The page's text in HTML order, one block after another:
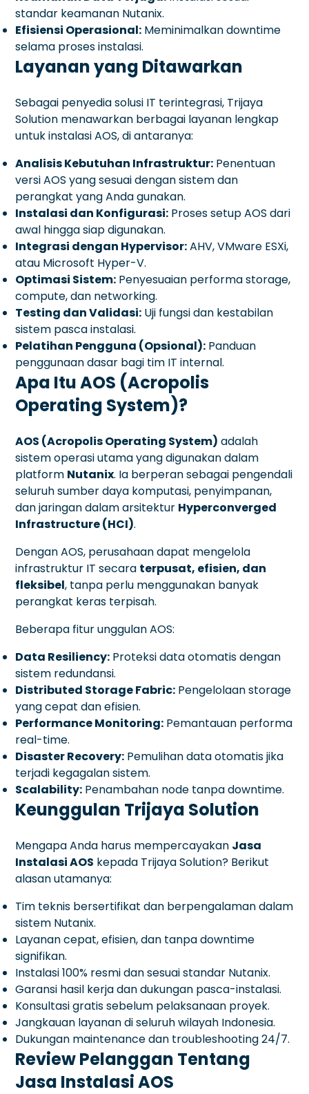
standar keamanan Nutanix.
Efisiensi Operasional: Meminimalkan downtime
selama proses instalasi.
Layanan yang Ditawarkan
Sebagai penyedia solusi IT terintegrasi, Trijaya
Solution menawarkan berbagai layanan lengkap
untuk instalasi AOS, di antaranya:
Analisis Kebutuhan Infrastruktur: Penentuan
versi AOS yang sesuai dengan sistem dan
perangkat yang Anda gunakan.
Instalasi dan Konfigurasi: Proses setup AOS dari
awal hingga siap digunakan.
Integrasi dengan Hypervisor:AHV, VMware ESXi,
atau Microsoft Hyper-V.
Optimasi Sistem: Penyesuaian performa storage,
compute, dan networking.
Testing dan Validasi: Uji fungsi dan kestabilan
sistem pasca instalasi.
Pelatihan Pengguna (Opsional): Panduan
penggunaan dasar bagi tim IT internal.
Apa Itu AOS (Acropolis
Operating System)?
AOS (Acropolis Operating System) adalah
sistem operasi utama yang digunakan dalam
platform Nutanix. Ia berperan sebagai pengendali
seluruh sumber daya komputasi, penyimpanan,
dan jaringan dalam arsitektur Hyperconverged
Infrastructure (HCI).
Dengan AOS, perusahaan dapat mengelola
infrastruktur IT secara terpusat, efisien, dan
fleksibel, tanpa perlu menggunakan banyak
perangkat keras terpisah.
Beberapa fitur unggulan AOS:
Data Resiliency: Proteksi data otomatis dengan
sistem redundansi.
Distributed Storage Fabric: Pengelolaan storage
yang cepat dan efisien.
Performance Monitoring: Pemantauan performa
real-time.
Disaster Recovery: Pemulihan data otomatis jika
terjadi kegagalan sistem.
Scalability: Penambahan node tanpa downtime.
Keunggulan Trijaya Solution
Mengapa Anda harus mempercayakan Jasa
Instalasi AOS kepada Trijaya Solution? Berikut
alasan utamanya:
Tim teknis bersertifikat dan berpengalaman dalam
sistem Nutanix.
Layanan cepat, efisien, dan tanpa downtime
signifikan.
Instalasi 100% resmi dan sesuai standar Nutanix.
Garansi hasil kerja dan dukungan pasca-instalasi.
Konsultasi gratis sebelum pelaksanaan proyek.
Jangkauan layanan di seluruh wilayah Indonesia.
Dukungan maintenance dan troubleshooting 24/7.
Review Pelanggan Tentang
Jasa Instalasi AOS